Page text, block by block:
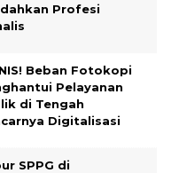
Profesi
Beban Fotokopi
Pelayanan
di Tengah
Digitalisasi
SPPG di